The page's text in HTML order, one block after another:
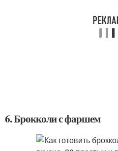
6. Брокколи с фаршем